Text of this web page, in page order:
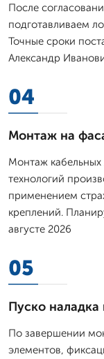
После
подготавливаем
Точные сроки
Александр
04
Монтаж на
Монтаж
технологий
применением
креплений.
августе 2026
05
Пуско наладка
По завершении
элементов,